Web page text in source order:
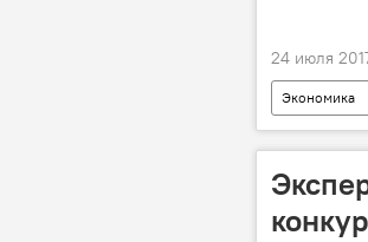
24 июля
Экономика